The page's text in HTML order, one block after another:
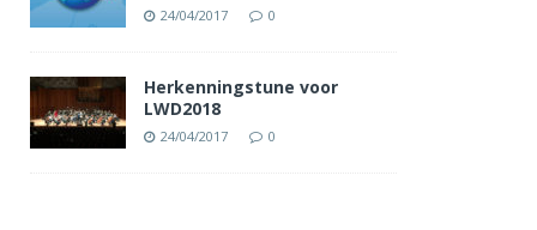
24/04/2017 0
Herkenningstune voor
LWD2018
24/04/2017 0